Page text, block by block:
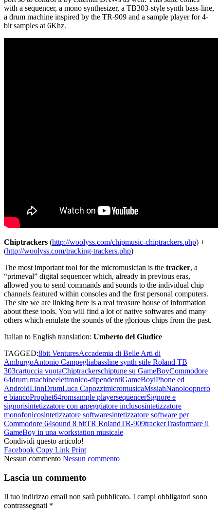
with a sequencer, a mono synthesizer, a TB303-style synth bass-line,
a drum machine inspired by the TR-909 and a sample player for 4-
bit samples at 6Khz.
Chiptrackers (http://woolyss.com/chipmusic-chiptrackers.php) +
(http://woolyss.com/tracking-trackers.php)
The most important tool for the micromusician is the tracker, a
“primeval” digital sequencer which, already in previous eras,
allowed you to send commands and sounds to the individual chip
channels featured within consoles and the first personal computers.
The site we are linking here is a real treasure house of information
about these tools. You will find a lot of native softwares and many
others which emulate the sounds of the glorious chips from the past.
Italian to English translation: Umberto del Giudice
TAGGED:8bit VenturesAccademia di Belle Arti di
AmburgoAntonio Campegliabassline synth stile Roland TB
303cartuccia vuotaChiptrackerschiptune su GameBoyCommodore
64drum machineelettronico-dipendentiGameBoyiPhone ed
AndroidLinnDrumLuca CapozzimicromusicaMssiahNanoloopnero
e biancoProphet64romsample playersequencerSignore e
signorisintetizzatore con arpeggiatore inclusosintetizzatore
monofonicosintetizzatore softwaresintetizzatore software per
Commodore 64sound 8 bitTR RolandTR-909trackerTrasformare il
GameBoy in una workstation musicale
Condividi questo articolo!
Facebook Copy Link Print
Nessun commento Nessun commento
Lascia un commento
Il tuo indirizzo email non sarà pubblicato. I campi obbligatori sono
contrassegnati *